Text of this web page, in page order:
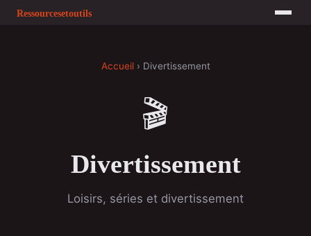
Accueil› Divertissement
🎬
Divertissement
Loisirs, séries et divertissement